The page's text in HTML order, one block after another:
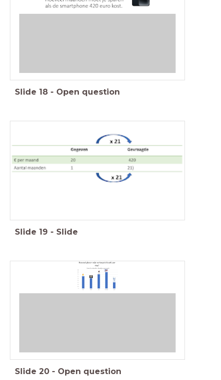
Slide 18 - Open question
Slide 19 - Slide
Slide 20 - Open question